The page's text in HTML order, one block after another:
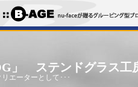
」 ステンドグラス工
エーターとして･･･